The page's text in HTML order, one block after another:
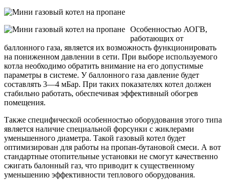
Особенностью АОГВ,
работающих от
баллонного газа, является их возможность функционировать
на пониженном давлении в сети. При выборе используемого
котла необходимо обратить внимание на его допустимые
параметры в системе. У баллонного газа давление будет
составлять 3—4 мБар. При таких показателях котел должен
стабильно работать, обеспечивая эффективный обогрев
помещения.
Также специфической особенностью оборудования этого типа
является наличие специальной форсунки с жиклерами
уменьшенного диаметра. Такой газовый котел будет
оптимизирован для работы на пропан-бутановой смеси. А вот
стандартные отопительные установки не смогут качественно
сжигать балонный газ, что приводит к существенному
уменьшению эффективности теплового оборудования.